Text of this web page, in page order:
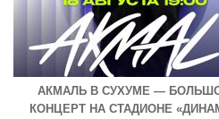
АКМАЛЬ В СУХУМЕ —
КОНЦЕРТ НА СТАДИОНЕ